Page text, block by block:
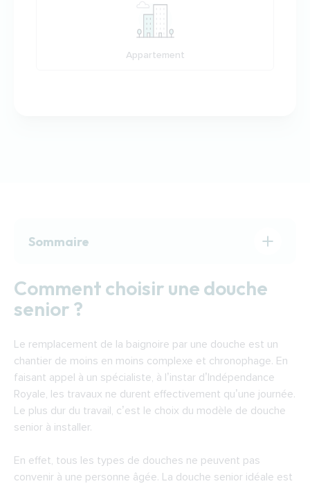
Appartement
Sommaire
Remplacer une baignoire par une douche à
Cergy-Pontoise : trouver un installateur à
Financer les travaux de transformation de la
baignoire en douche à Cergy-Pontoise
Comment choisir une douche
senior ?
Le remplacement de la baignoire par une douche est un
chantier de moins en moins complexe et chronophage. En
faisant appel à un spécialiste, à l’instar d’Indépendance
Royale, les travaux ne durent effectivement qu’une journée.
Le plus dur du travail, c’est le choix du modèle de douche
senior à installer.
En effet, tous les types de douches ne peuvent pas
convenir à une personne âgée. La douche senior idéale est